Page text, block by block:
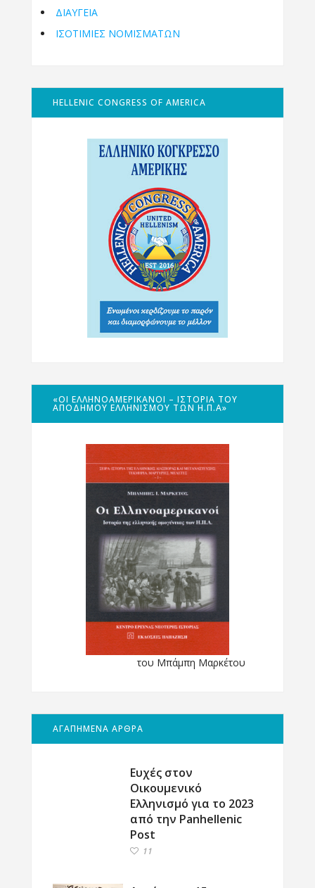
ΔΙΑΥΓΕΙΑ
ΙΣΟΤΙΜΙΕΣ ΝΟΜΙΣΜΑΤΩΝ
HELLENIC CONGRESS OF AMERICA
«ΟΙ ΕΛΛΗΝΟΑΜΕΡΙΚΑΝΟΊ – ΙΣΤΟΡΊΑ ΤΟΥ
ΑΠΌΔΗΜΟΥ ΕΛΛΗΝΙΣΜΟΎ ΤΩΝ Η.Π.Α»
του Μπάμπη Μαρκέτου
ΑΓΑΠΗΜΕΝΑ ΑΡΘΡΑ
Ευχές στον
Οικουμενικό
Ελληνισμό για το 2023
από την Panhellenic
Post
11